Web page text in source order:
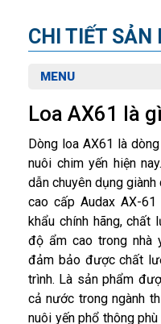
CHI TIẾT SẢN
MENU
Loa AX61 là gì
Dòng loa AX61 là
nuôi chim yến hiện
dẫn chuyên dụng giành
cao cấp Audax AX-
khẩu chính hãng, chất
độ ẩm cao trong nhà
đảm bảo được chất
trình. Là sản phẩm
cả nước trong ngành
nuôi yến phổ thông